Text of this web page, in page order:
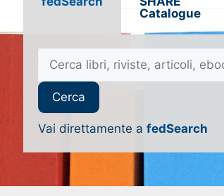
Catalogue
Vai direttamente a fedSearch